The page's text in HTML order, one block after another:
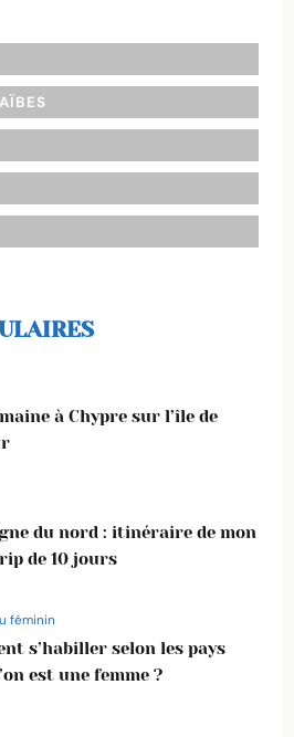
à Chypre sur l’île de
du nord : itinéraire de mon
de 10 jours
féminin
s’habiller selon les pays
est une femme ?